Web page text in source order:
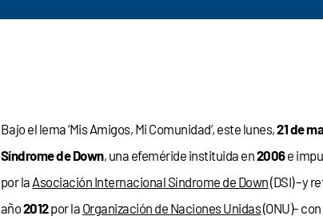
Bajo el lema ‘Mis Amigos, Mi Comunidad’, este lunes,21 de
Síndrome de Down, una efeméride instituida en2006e
por la Asociación Internacional Síndrome de Down(DSI) –y
año2012por la Organización de Naciones Unidas(ONU)–